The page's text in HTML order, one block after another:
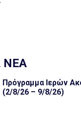
ΝΕΑ
Πρόγραμμα Ιερών
(2/8/26 – 9/8/26)